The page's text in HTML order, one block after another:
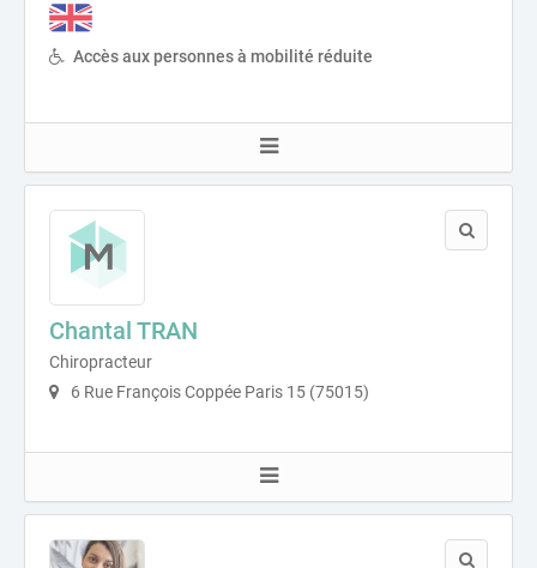
Accès aux personnes à mobilité réduite
Chantal TRAN
Chiropracteur
6 Rue François Coppée Paris 15 (75015)